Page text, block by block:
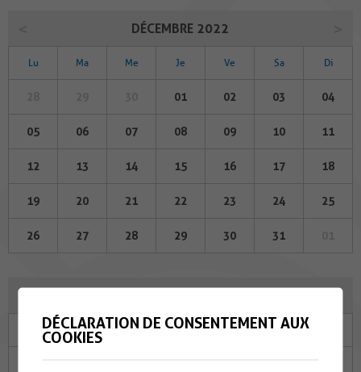
DÉCEMBRE 2022
Lu Ma Me Je Ve Sa Di
01 02 03 04
05 06 07 08 09 10 11
12 13 14 15 16 17 18
19 20 21 22 23 24 25
26 27 28 29 30 31
Ma Me Je Ve Sa
DÉCLARATION DE CONSENTEMENT AUX
COOKIES